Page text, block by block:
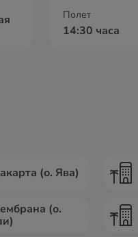
Полет
14:30 часа
(о. Ява)
(о.